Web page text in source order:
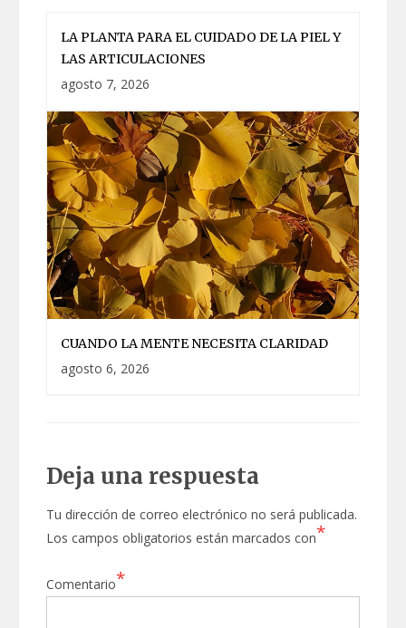
LA PLANTA PARA EL CUIDADO DE LA PIEL Y
LAS ARTICULACIONES
agosto 7, 2026
CUANDO LA MENTE NECESITA CLARIDAD
agosto 6, 2026
Deja una respuesta
Tu dirección de correo electrónico no será publicada.
Los campos obligatorios están marcados con*
Comentario*